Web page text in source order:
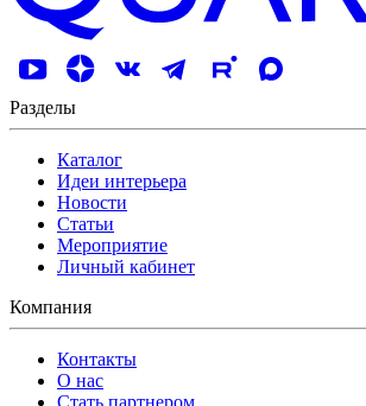
Разделы
Каталог
Идеи интерьера
Новости
Статьи
Мероприятие
Личный кабинет
Компания
Контакты
О нас